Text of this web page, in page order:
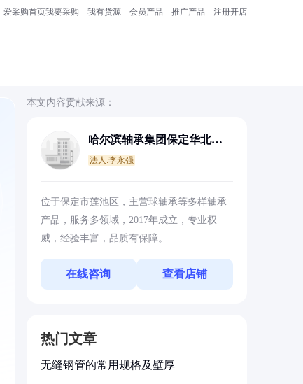
爱采购首页我要采购 我有货源 会员产品 推广产品 注册开店
本文内容贡献来源：
哈尔滨轴承集团保定华北销
法人:李永强
位于保定市莲池区，主营球轴承等多样轴承
产品，服务多领域，2017年成立，专业权
威，经验丰富，品质有保障。
在线咨询 查看店铺
热门文章
无缝钢管的常用规格及壁厚